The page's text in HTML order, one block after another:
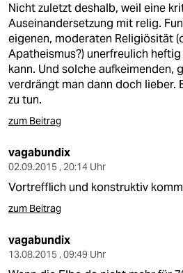
Nicht zuletzt deshalb, weil eine
Auseinandersetzung mit relig.
eigenen, moderaten Religiösität
Apatheismus?) unerfreulich
kann. Und solche aufkeimenden,
verdrängt man dann doch lieber.
zu tun.
zum Beitrag
vagabundix
02.09.2015 , 20:14 Uhr
Vortrefflich und konstruktiv
zum Beitrag
vagabundix
13.08.2015 , 09:49 Uhr